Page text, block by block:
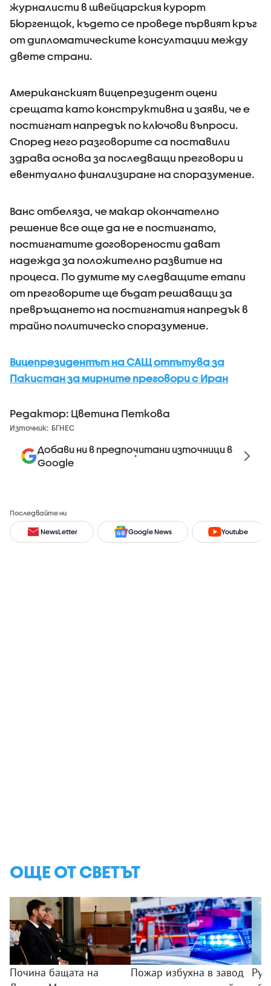
журналисти в швейцарския курорт
Бюргенщок, където се проведе първият кръг
от дипломатическите консултации между
двете страни.
Американският вицепрезидент оцени
срещата като конструктивна и заяви, че е
постигнат напредък по ключови въпроси.
Според него разговорите са поставили
здрава основа за последващи преговори и
евентуално финализиране на споразумение.
Ванс отбеляза, че макар окончателно
решение все още да не е постигнато,
постигнатите договорености дават
надежда за положително развитие на
процеса. По думите му следващите етапи
от преговорите ще бъдат решаващи за
превръщането на постигнатия напредък в
трайно политическо споразумение.
Вицепрезидентът на САЩ отпътува за
Пакистан за мирните преговори с Иран
Редактор: Цветина Петкова
Източник: БГНЕС
Добави ни в предпочитани източници в
Google
Последвайте ни
NewsLetter Google News Youtube
ОЩЕ ОТ СВЕТЪТ
Почина бащата на
Пожар избухна в завод